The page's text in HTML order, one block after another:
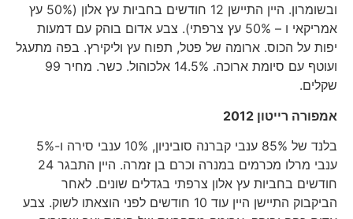
ובשומרון. היין התיישן 12 חודשים בחביות עץ אלון (50% עץ
אמריקאי ו – 50% עץ צרפתי). צבע אדום בוהק עם דמעות
יפות על הכוס. ארומה של פטל, תפוח עץ וליקירץ. בפה מתעגל
ועוטף עם סיומת ארוכה. 14.5% אלכוהול. כשר. מחיר 99
שקלים.
אמפורה רייטון 2012
בלנד של 85% ענבי קברנה סוביניון, 10% ענבי סירה ו-5%
ענבי מרלו מכרמים במנרה וכרם בן זמרה. היין התבגר 24
חודשים בחביות עץ אלון צרפתי בגדלים שונים. לאחר
הביקבוק התיישן היין עוד 10 חודשים לפני הוצאתו לשוק. צבע